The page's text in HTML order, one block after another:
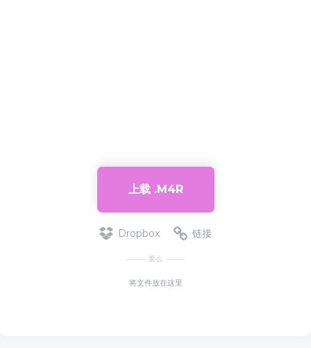
上载 .M4R
Dropbox 链接
要么
将文件放在这里